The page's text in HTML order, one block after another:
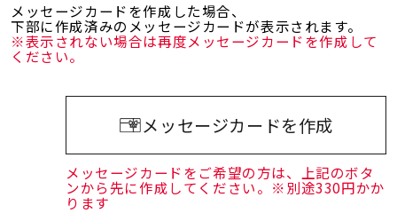
メッセージカードを作成した場合、
下部に作成済みのメッセージカードが表示されます。
※表示されない場合は再度メッセージカードを作成して
ください。
メッセージカードを作成
メッセージカードをご希望の方は、上記のボタ
ンから先に作成してください。※別途330円かか
ります